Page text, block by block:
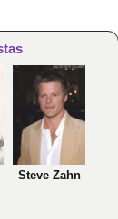
Steve Zahn